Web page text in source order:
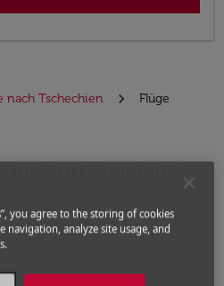
nach Tschechien
Flüge
von Errachidia
Route (Abflugort
you agree to the storing of cookies
navigation, analyze site usage, and